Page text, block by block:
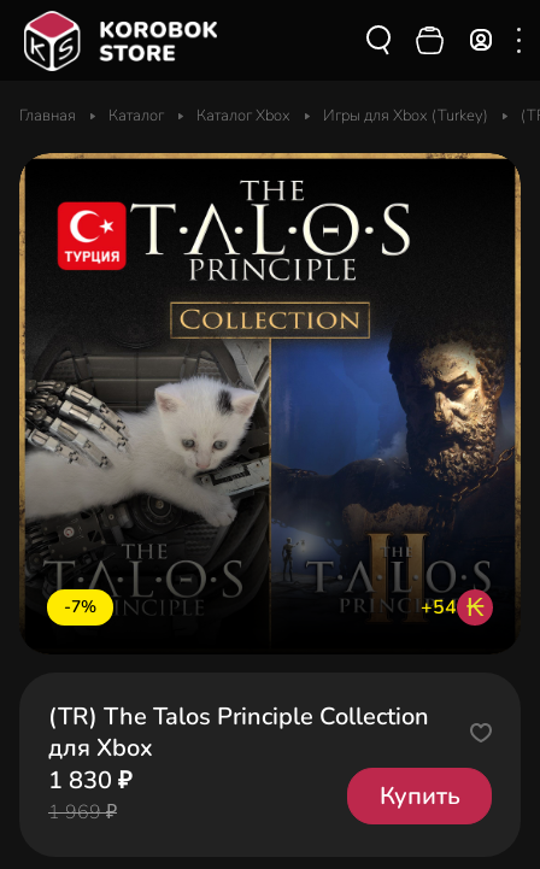
Главная Каталог Каталог Xbox Игры для Xbox (Turkey)
-7% +54 ₭
(TR) The Talos Principle Collection
для Xbox
1 830 ₽
1 969 ₽
Купить